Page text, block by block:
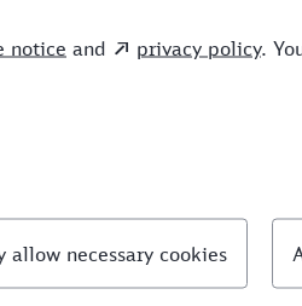
RE,ICE